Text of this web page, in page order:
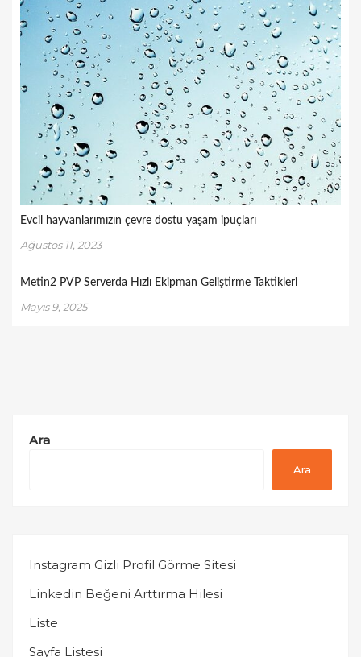
Evcil hayvanlarımızın çevre dostu yaşam ipuçları
Ağustos 11, 2023
Metin2 PVP Serverda Hızlı Ekipman Geliştirme Taktikleri
Mayıs 9, 2025
Ara
Ara
Instagram Gizli Profil Görme Sitesi
Linkedin Beğeni Arttırma Hilesi
Liste
Sayfa Listesi